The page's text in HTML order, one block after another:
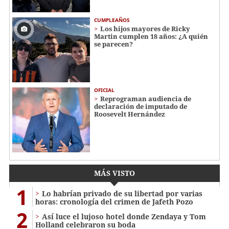
CUMPLEAÑOS
Los hijos mayores de Ricky
Martin cumplen 18 años: ¿A quién
se parecen?
OFICIAL
Reprograman audiencia de
declaración de imputado de
Roosevelt Hernández
MÁS VISTO
1
Lo habrían privado de su libertad por varias
horas: cronología del crimen de Jafeth Pozo
2
Así luce el lujoso hotel donde Zendaya y Tom
Holland celebraron su boda